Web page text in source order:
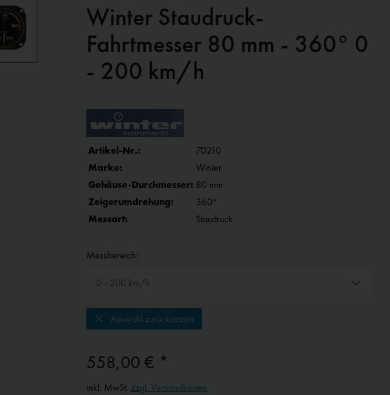
Winter Staudruck-
Fahrtmesser 80 mm - 360° 0
- 200 km/h
Artikel-Nr.:
70210
Marke:
Winter
Gehäuse-Durchmesser: 80 mm
Zeigerumdrehung:
360°
Messart:
Staudruck
Messbereich:
Auswahl zurücksetzen
558,00 € *
inkl. MwSt. zzgl. Versandkosten